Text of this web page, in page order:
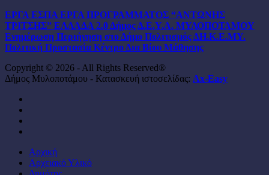
ΕΡΓΑ ΕΣΠΑ ΕΡΓΑ ΠΡΟΓΡΑΜΜΑΤΟΣ “ΑΝΤΩΝΗΣ
ΤΡΙΤΣΗΣ” ΕΛΛΑΔΑ 2.0ΔήμοςΔ.Ε.Υ.Α. ΜΥΛΟΠΟΤΑΜΟΥ
Ενημέρωση Περιήγηση στο Δήμο ΠολιτισμόςΔΗ.Κ.Ε.ΜΥ.
Πολιτική Προστασία Κέντρο Δια Βίου Μάθησης
Copyright © 2026 - All Rights Reserved®
Δήμος Μυλοποτάμου - Κατασκευή ιστοσελίδας: Ax-Easy
Close
Menu
Αρχική
Αρχειακό Υλικό